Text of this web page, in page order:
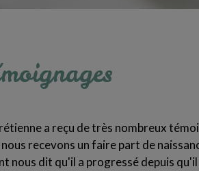
a reçu de très nombreux
recevons un faire part de
nous dit qu'il a progressé depuis qu'il